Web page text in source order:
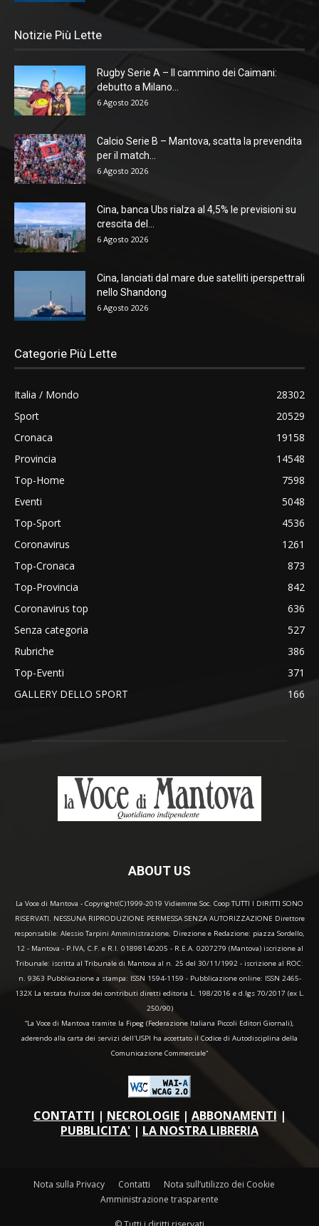
Notizie Più Lette
Rugby Serie A – Il cammino dei Caimani:
debutto a Milano...
6 Agosto 2026
Calcio Serie B – Mantova, scatta la prevendita
per il match...
6 Agosto 2026
Cina, banca Ubs rialza al 4,5% le previsioni su
crescita del...
6 Agosto 2026
Cina, lanciati dal mare due satelliti iperspettrali
nello Shandong
6 Agosto 2026
Categorie Più Lette
Italia / Mondo
28302
Sport
20529
Cronaca
19158
Provincia
14548
Top-Home
7598
Eventi
5048
Top-Sport
4536
Coronavirus
1261
Top-Cronaca
873
Top-Provincia
842
Coronavirus top
636
Senza categoria
527
Rubriche
386
Top-Eventi
371
GALLERY DELLO SPORT
166
ABOUT US
La Voce di Mantova - Copyright(C)1999-2019 Vidiemme Soc. Coop TUTTI I DIRITTI SONO
RISERVATI. NESSUNA RIPRODUZIONE PERMESSA SENZA AUTORIZZAZIONE Direttore
responsabile: Alessio Tarpini Amministrazione, Direzione e Redazione: piazza Sordello,
12 - Mantova - P.IVA, C.F. e R.I. 01898140205 - R.E.A. 0207279 (Mantova) iscrizione al
Tribunale: iscritta al Tribunale di Mantova al n. 25 del 30/11/1992 - iscrizione al ROC:
n. 9363 Pubblicazione a stampa: ISSN 1594-1159 - Pubblicazione online: ISSN 2465-
132X La testata fruisce dei contributi diretti editoria L. 198/2016 e d.lgs 70/2017 (ex L.
250/90)
“La Voce di Mantova tramite la Fipeg (Federazione Italiana Piccoli Editori Giornali),
aderendo alla carta dei servizi dell'USPI ha accettato il Codice di Autodisciplina della
Comunicazione Commerciale"
CONTATTI | NECROLOGIE| ABBONAMENTI |
PUBBLICITA' | LA NOSTRA LIBRERIA
Nota sulla Privacy Contatti
Nota sull’utilizzo dei Cookie
Amministrazione trasparente